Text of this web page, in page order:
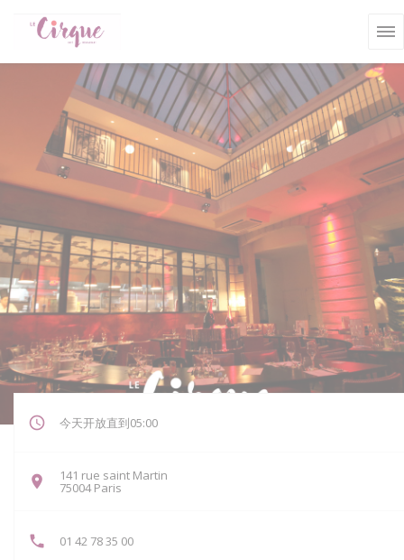
今天开放直到05:00
141 rue saint Martin
75004 Paris
01 42 78 35 00